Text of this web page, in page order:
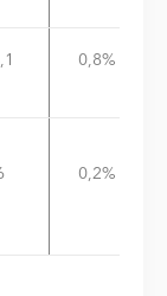
0,8%
0,2%